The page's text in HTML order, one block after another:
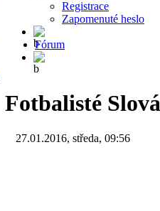
Registrace
Zapomenuté heslo
Fórum
Fotbalisté
27.01.2016, středa, 09:56